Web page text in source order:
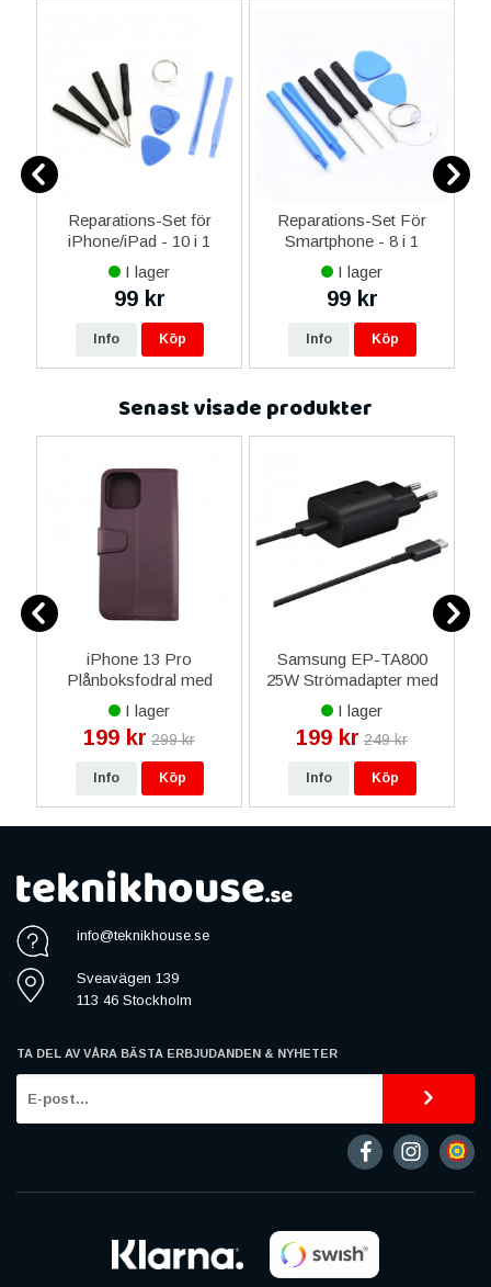
Reparations-Set för
iPhone/iPad - 10 i 1
I lager
99 kr
Info Köp
Reparations-Set För
Smartphone - 8 i 1
I lager
99 kr
Info Köp
Senast visade produkter
iPhone 13 Pro
Plånboksfodral med
Extra Kortfack - Mörklila
I lager
199 kr 299 kr
Info Köp
Samsung EP-TA800
25W Strömadapter med
USB-Typ C kabel 1m
Original - Svart
I lager
199 kr 249 kr
Info Köp
info@teknikhouse.se
Sveavägen 139
113 46 Stockholm
TA DEL AV VÅRA BÄSTA ERBJUDANDEN & NYHETER